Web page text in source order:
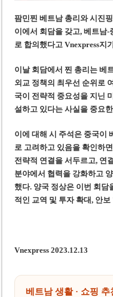
팜민찐 베트남 총리와 시진
이에서 회담을 갖고, 베트남
로 합의했다고 Vnexpress지
이날 회담에서 찐 총리는 베
외교 정책의 최우선 순위로
국이 전략적 중요성을 지닌
설하고 있다는 사실을 중요
이에 대해 시 주석은 중국이
로 고려하고 있음을 확인하
전략적 연결을 서두르고, 연
분야에서 협력을 강화하고
했다. 양국 정상은 이번 회
적인 교역 및 투자 확대, 안
Vnexpress 2023.12.13
베트남 생활 · 쇼핑 추